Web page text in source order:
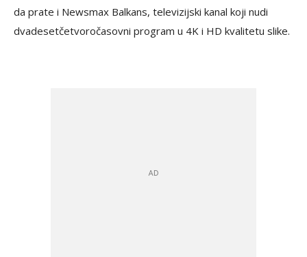
da prate i Newsmax Balkans, televizijski kanal koji nudi
dvadesetčetvoročasovni program u 4K i HD kvalitetu slike.